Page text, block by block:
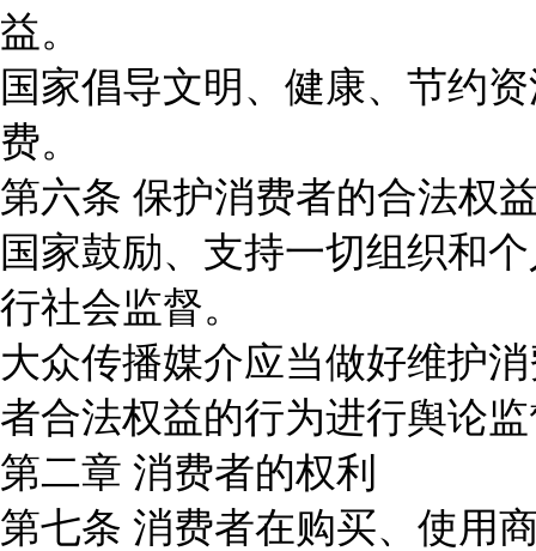
益。
国家倡导文明、健康、节约
费。
第六条 保护消费者的合法权
国家鼓励、支持一切组织和
行社会监督。
大众传播媒介应当做好维护
者合法权益的行为进行舆论
第二章 消费者的权利
第七条 消费者在购买、使用